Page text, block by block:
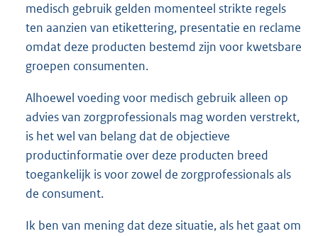
medisch gebruik gelden momenteel strikte regels
ten aanzien van etikettering, presentatie en reclame
omdat deze producten bestemd zijn voor kwetsbare
groepen consumenten.
Alhoewel voeding voor medisch gebruik alleen op
advies van zorgprofessionals mag worden verstrekt,
is het wel van belang dat de objectieve
productinformatie over deze producten breed
toegankelijk is voor zowel de zorgprofessionals als
de consument.
Ik ben van mening dat deze situatie, als het gaat om